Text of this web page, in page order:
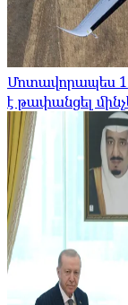
Մոտավորապես
է թափանցել